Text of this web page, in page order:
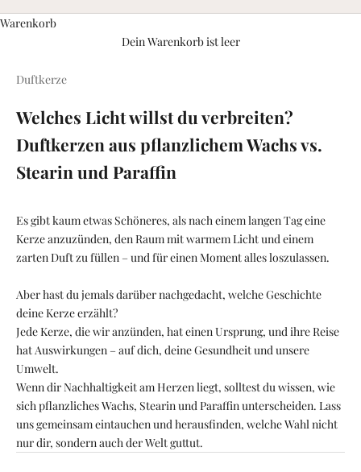
Warenkorb
Dein Warenkorb ist leer
Duftkerze
Welches Licht willst du verbreiten?
Duftkerzen aus pflanzlichem Wachs vs.
Stearin und Paraffin
Es gibt kaum etwas Schöneres, als nach einem langen Tag eine
Kerze anzuzünden, den Raum mit warmem Licht und einem
zarten Duft zu füllen – und für einen Moment alles loszulassen.
Aber hast du jemals darüber nachgedacht, welche Geschichte
deine Kerze erzählt?
Jede Kerze, die wir anzünden, hat einen Ursprung, und ihre Reise
hat Auswirkungen – auf dich, deine Gesundheit und unsere
Umwelt.
Wenn dir Nachhaltigkeit am Herzen liegt, solltest du wissen, wie
sich pflanzliches Wachs, Stearin und Paraffin unterscheiden. Lass
uns gemeinsam eintauchen und herausfinden, welche Wahl nicht
nur dir, sondern auch der Welt guttut.